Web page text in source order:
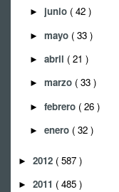
► junio ( 42 )
► mayo ( 33 )
► abril ( 21 )
► marzo ( 33 )
► febrero ( 26 )
► enero ( 32 )
► 2012 ( 587 )
► 2011 ( 485 )